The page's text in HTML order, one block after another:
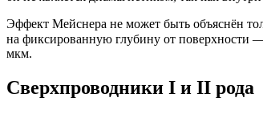
Эффект Мейснера не может быть объяснён
на фиксированную глубину от поверхности
мкм.
Сверхпроводники I и II рода